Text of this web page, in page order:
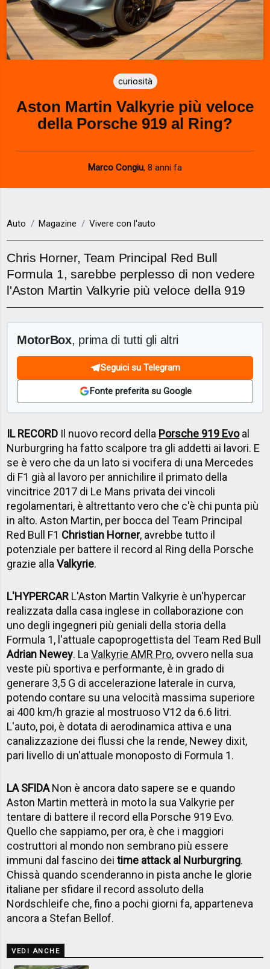
curiosità
Aston Martin Valkyrie più veloce
della Porsche 919 al Ring?
Marco Congiu, 8 anni fa
Auto Magazine Vivere con l'auto
Chris Horner, Team Principal Red Bull
Formula 1, sarebbe perplesso di non vedere
l'Aston Martin Valkyrie più veloce della 919
MotorBox, prima di tutti gli altri
Seguici su Telegram
Fonte preferita su Google
IL RECORD Il nuovo record della Porsche 919 Evoal
Nurburgring ha fatto scalpore tra gli addetti ai lavori. E
se è vero che da un lato si vocifera di una Mercedes
di F1 già al lavoro per annichilire il primato della
vincitrice 2017 di Le Mans privata dei vincoli
regolamentari, è altrettanto vero che c'è chi punta più
in alto. Aston Martin, per bocca del Team Principal
Red Bull F1 Christian Horner, avrebbe tutto il
potenziale per battere il record al Ring della Porsche
grazie allaValkyrie.
L'HYPERCAR L'Aston Martin Valkyrie è un'hypercar
realizzata dalla casa inglese in collaborazione con
uno degli ingegneri più geniali della storia della
Formula 1, l'attuale capoprogettista del Team Red Bull
Adrian Newey. LaValkyrie AMR Pro, ovvero nella sua
veste più sportiva e performante, è in grado di
generare 3,5 G di accelerazione laterale in curva,
potendo contare su una velocità massima superiore
ai 400 km/h grazie al mostruoso V12 da 6.6 litri.
L'auto, poi, è dotata di aerodinamica attiva e una
canalizzazione dei flussi che la rende, Newey dixit,
pari livello di un'attuale monoposto di Formula 1.
LA SFIDANon è ancora dato sapere se e quando
Aston Martin metterà in moto la sua Valkyrie per
tentare di battere il record ella Porsche 919 Evo.
Quello che sappiamo, per ora, è che i maggiori
costruttori al mondo non sembrano più essere
immuni dal fascino deitime attack al Nurburgring.
Chissà quando scenderanno in pista anche le glorie
italiane per sfidare il record assoluto della
Nordschleife che, fino a pochi giorni fa, apparteneva
ancora a Stefan Bellof.
VEDI ANCHE